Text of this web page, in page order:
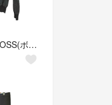
BOSS HUGO BOSS(ボスヒューゴボス) メンズ トップス